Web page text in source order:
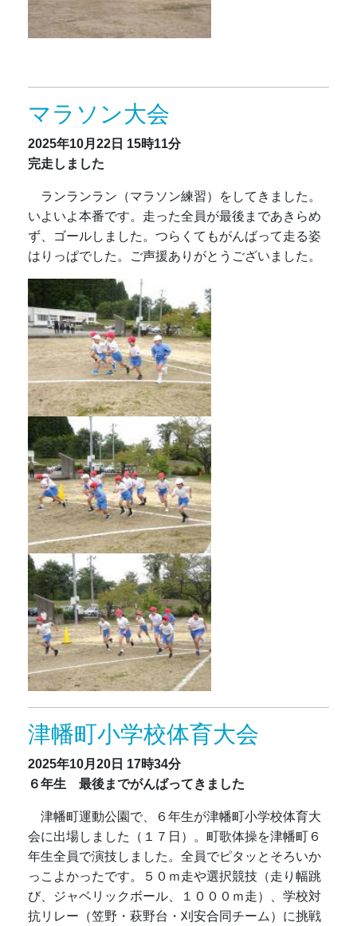
マラソン大会
2025年10月22日 15時11分
完走しました
ランランラン（マラソン練習）をしてきました。
いよいよ本番です。走った全員が最後まであきらめ
ず、ゴールしました。つらくてもがんばって走る姿
はりっぱでした。ご声援ありがとうございました。
津幡町小学校体育大会
2025年10月20日 17時34分
６年生 最後までがんばってきました
津幡町運動公園で、６年生が津幡町小学校体育大
会に出場しました（１７日）。町歌体操を津幡町６
年生全員で演技しました。全員でピタッとそろいか
っこよかったです。５０ｍ走や選択競技（走り幅跳
び、ジャベリックボール、１０００ｍ走）、学校対
抗リレー（笠野・萩野台・刈安合同チーム）に挑戦